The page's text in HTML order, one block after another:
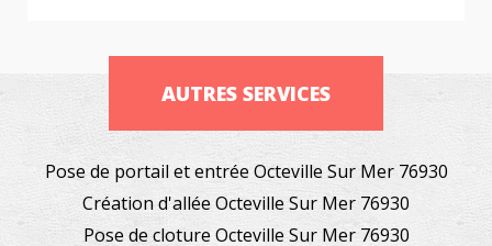
AUTRES SERVICES
Pose de portail et entrée Octeville Sur Mer 76930
Création d'allée Octeville Sur Mer 76930
Pose de cloture Octeville Sur Mer 76930